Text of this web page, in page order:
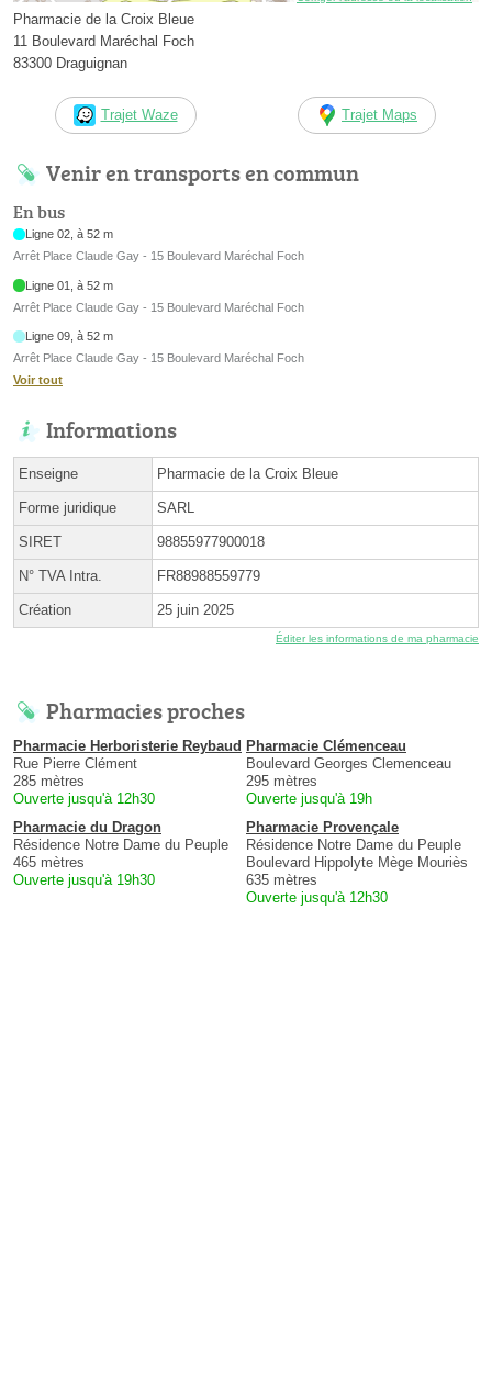
Pharmacie de la Croix Bleue
11 Boulevard Maréchal Foch
83300 Draguignan
Trajet Waze Trajet Maps
Venir en transports en commun
En bus
Ligne 02, à 52 m
Arrêt Place Claude Gay - 15 Boulevard Maréchal Foch
Ligne 01, à 52 m
Arrêt Place Claude Gay - 15 Boulevard Maréchal Foch
Ligne 09, à 52 m
Arrêt Place Claude Gay - 15 Boulevard Maréchal Foch
Voir tout
Informations
Enseigne Pharmacie de la Croix Bleue
Forme juridique SARL
SIRET 98855977900018
N° TVA Intra. FR88988559779
Création 25 juin 2025
Éditer les informations de ma pharmacie
Pharmacies proches
Pharmacie Herboristerie Reybaud
Rue Pierre Clément
285 mètres
Ouverte jusqu'à 12h30
Pharmacie Clémenceau
Boulevard Georges Clemenceau
295 mètres
Ouverte jusqu'à 19h
Pharmacie du Dragon
Résidence Notre Dame du Peuple
465 mètres
Ouverte jusqu'à 19h30
Pharmacie Provençale
Résidence Notre Dame du Peuple
Boulevard Hippolyte Mège Mouriès
635 mètres
Ouverte jusqu'à 12h30